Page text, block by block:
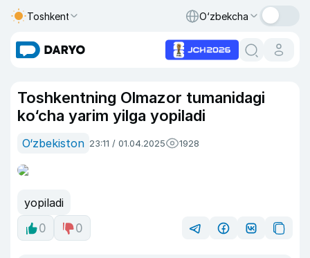
Toshkent O‘zbekcha
Toshkentning Olmazor tumanidagi
ko‘cha yarim yilga yopiladi
O‘zbekiston 23:11 / 01.04.2025 1928
yopiladi
0
0